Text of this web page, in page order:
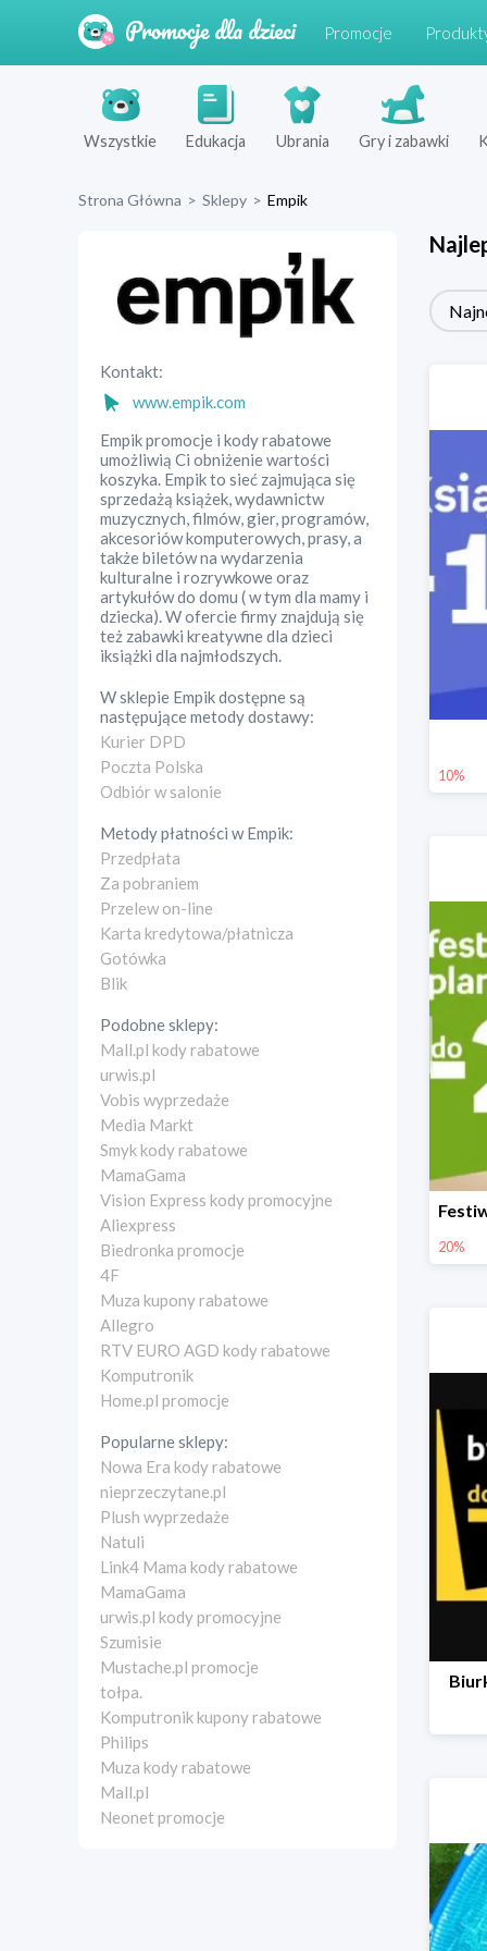
Promocje
Wszystkie Edukacja Ubrania Gry i zabawki
Strona Główna > Sklepy > Empik
Kontakt:
www.empik.com
Empik promocje i kody rabatowe
umożliwią Ci obniżenie wartości
koszyka. Empik to sieć zajmująca się
sprzedażą książek, wydawnictw
muzycznych, filmów, gier, programów,
akcesoriów komputerowych, prasy, a
także biletów na wydarzenia
kulturalne i rozrywkowe oraz
artykułów do domu ( w tym dla mamy i
dziecka). W ofercie firmy znajdują się
też zabawki kreatywne dla dzieci
iksiążki dla najmłodszych.
W sklepie Empikdostępne są
następujące metody dostawy:
Kurier DPD
Poczta Polska
Odbiór w salonie
Metody płatności wEmpik:
Przedpłata
Za pobraniem
Przelew on-line
Karta kredytowa/płatnicza
Gotówka
Blik
Podobne sklepy:
Mall.pl kody rabatowe
urwis.pl
Vobis wyprzedaże
Media Markt
Smyk kody rabatowe
MamaGama
Vision Express kody promocyjne
Aliexpress
Biedronka promocje
4F
Muza kupony rabatowe
Allegro
RTV EURO AGD kody rabatowe
Komputronik
Home.pl promocje
Popularne sklepy:
Nowa Era kody rabatowe
nieprzeczytane.pl
Plush wyprzedaże
Natuli
Link4 Mama kody rabatowe
MamaGama
urwis.pl kody promocyjne
Szumisie
Mustache.pl promocje
tołpa.
Komputronik kupony rabatowe
Philips
Muza kody rabatowe
Mall.pl
Neonet promocje
10%
20%